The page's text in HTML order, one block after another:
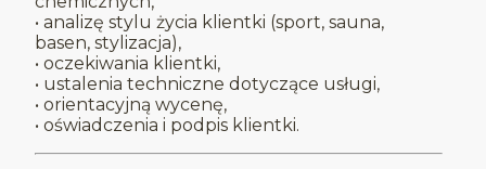
• analizę stylu życia klientki (sport, sauna,
basen, stylizacja),
• oczekiwania klientki,
• ustalenia techniczne dotyczące usługi,
• orientacyjną wycenę,
• oświadczenia i podpis klientki.